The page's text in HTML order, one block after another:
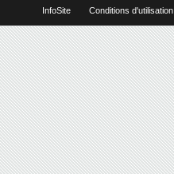
InfoSite Conditions d'utilisation